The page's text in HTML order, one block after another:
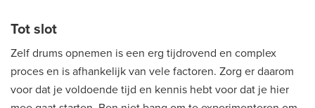
Tot slot
Zelf drums opnemen is een erg tijdrovend en complex
proces en is afhankelijk van vele factoren. Zorg er daarom
voor dat je voldoende tijd en kennis hebt voor dat je hier